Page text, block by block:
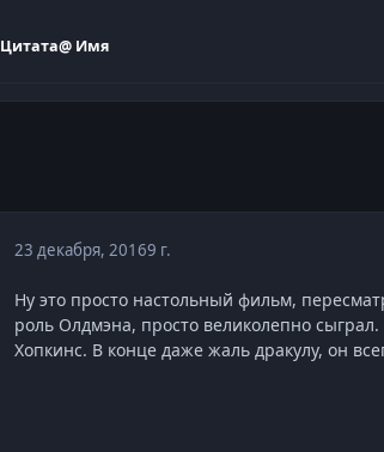
Цитата@ Имя
23 декабря, 20169 г.
Ну это просто настольный фильм,
роль Олдмэна, просто великолепно
Хопкинс. В конце даже жаль дракулу, он